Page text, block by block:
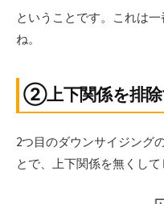
ということです。これは
ね。
②上下関係を排除
2つ目のダウンサイジング
とで、上下関係を無くして